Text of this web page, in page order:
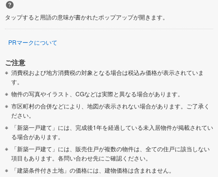
タップすると用語の意味が書かれたポップアップが開きます。
PRマークについて
ご注意
消費税および地方消費税の対象となる場合は税込み価格が表示されていま
す。
物件の写真やイラスト、CGなどは実際と異なる場合があります。
市区町村の合併などにより、地図が表示されない場合があります。ご了承く
ださい。
「新築一戸建て」には、完成後1年を経過している未入居物件が掲載されてい
る場合があります。
「新築一戸建て」には、販売住戸が複数の物件は、全ての住戸に該当しない
項目もあります。各問い合わせ先にご確認ください。
「建築条件付き土地」の価格には、建物価格は含まれません。